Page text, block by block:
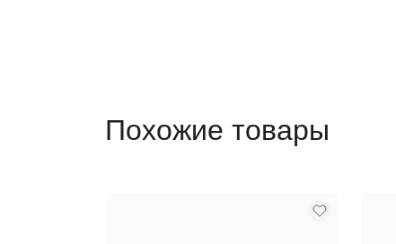
Похожие товары